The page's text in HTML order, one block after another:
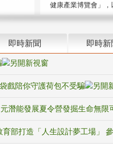
健康產業博覽會」，
即時新聞 即時
戲陪你守護荷包不受騙
潛能發展夏令營發掘生命無限
部打造「人生設計夢工場」